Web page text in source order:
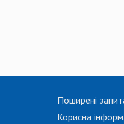
Поширені
Корисна